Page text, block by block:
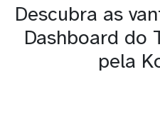
Descubra as
Dashboard do
pela